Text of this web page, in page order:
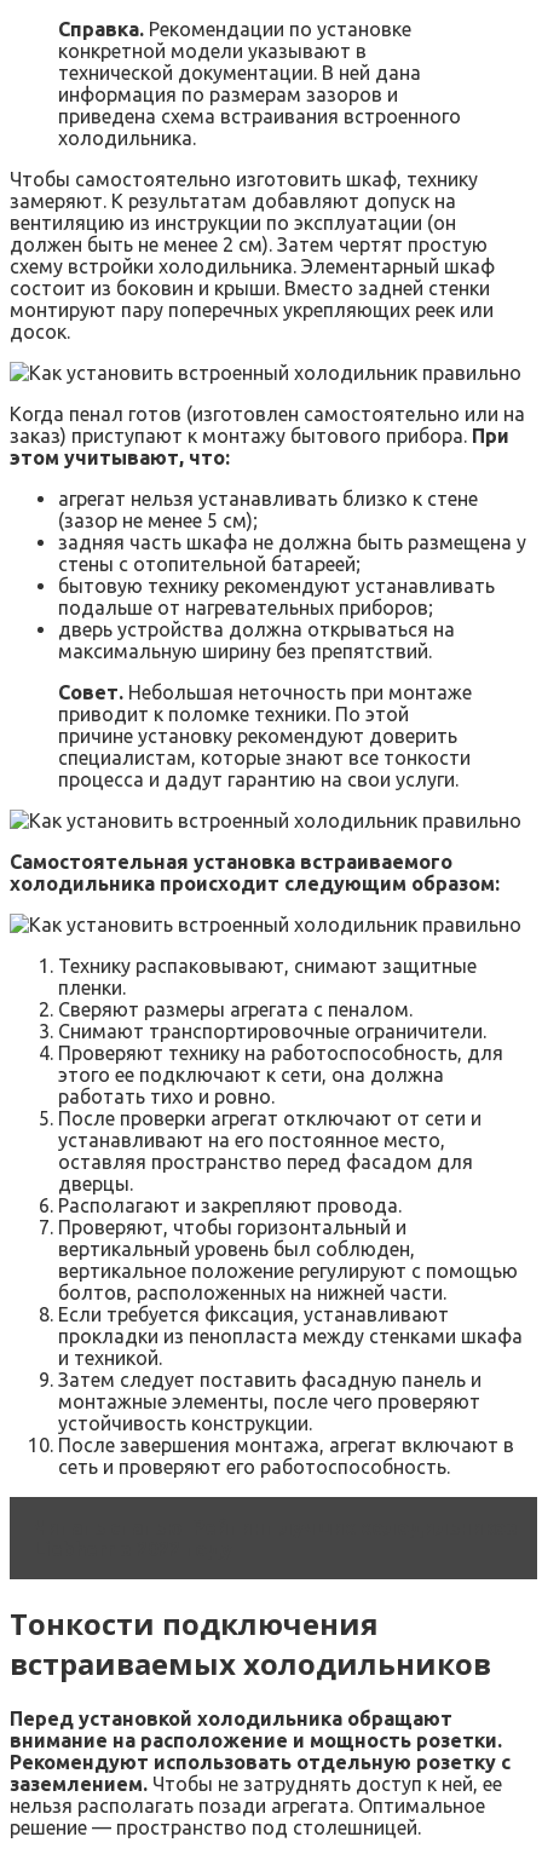
Справка. Рекомендации по установке
конкретной модели указывают в
технической документации. В ней дана
информация по размерам зазоров и
приведена схема встраивания встроенного
холодильника.
Чтобы самостоятельно изготовить шкаф, технику
замеряют. К результатам добавляют допуск на
вентиляцию из инструкции по эксплуатации (он
должен быть не менее 2 см). Затем чертят простую
схему встройки холодильника. Элементарный шкаф
состоит из боковин и крыши. Вместо задней стенки
монтируют пару поперечных укрепляющих реек или
досок.
Когда пенал готов (изготовлен самостоятельно или на
заказ) приступают к монтажу бытового прибора. При
этом учитывают, что:
агрегат нельзя устанавливать близко к стене
(зазор не менее 5 см);
задняя часть шкафа не должна быть размещена у
стены с отопительной батареей;
бытовую технику рекомендуют устанавливать
подальше от нагревательных приборов;
дверь устройства должна открываться на
максимальную ширину без препятствий.
Совет. Небольшая неточность при монтаже
приводит к поломке техники. По этой
причине установку рекомендуют доверить
специалистам, которые знают все тонкости
процесса и дадут гарантию на свои услуги.
Самостоятельная установка встраиваемого
холодильника происходит следующим образом:
Технику распаковывают, снимают защитные
пленки.
Сверяют размеры агрегата с пеналом.
Снимают транспортировочные ограничители.
Проверяют технику на работоспособность, для
этого ее подключают к сети, она должна
работать тихо и ровно.
После проверки агрегат отключают от сети и
устанавливают на его постоянное место,
оставляя пространство перед фасадом для
дверцы.
Располагают и закрепляют провода.
Проверяют, чтобы горизонтальный и
вертикальный уровень был соблюден,
вертикальное положение регулируют с помощью
болтов, расположенных на нижней части.
Если требуется фиксация, устанавливают
прокладки из пенопласта между стенками шкафа
и техникой.
Затем следует поставить фасадную панель и
монтажные элементы, после чего проверяют
устойчивость конструкции.
После завершения монтажа, агрегат включают в
сеть и проверяют его работоспособность.
Тонкости подключения
встраиваемых холодильников
Перед установкой холодильника обращают
внимание на расположение и мощность розетки.
Рекомендуют использовать отдельную розетку с
заземлением. Чтобы не затруднять доступ к ней, ее
нельзя располагать позади агрегата. Оптимальное
решение — пространство под столешницей.